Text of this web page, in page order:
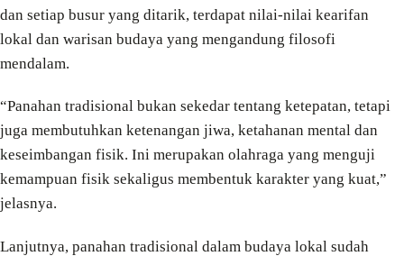
dan setiap busur yang ditarik, terdapat nilai-nilai kearifan
lokal dan warisan budaya yang mengandung filosofi
mendalam.
“Panahan tradisional bukan sekedar tentang ketepatan, tetapi
juga membutuhkan ketenangan jiwa, ketahanan mental dan
keseimbangan fisik. Ini merupakan olahraga yang menguji
kemampuan fisik sekaligus membentuk karakter yang kuat,”
jelasnya.
Lanjutnya, panahan tradisional dalam budaya lokal sudah